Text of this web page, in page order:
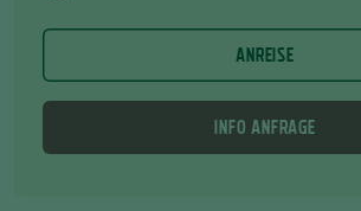
ANREISE
INFO ANFRAGE